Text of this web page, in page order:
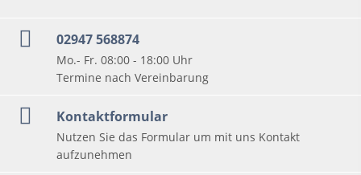
02947 568874
Mo.- Fr. 08:00 - 18:00 Uhr
Termine nach Vereinbarung
Kontaktformular
Nutzen Sie das Formular um mit uns Kontakt
aufzunehmen